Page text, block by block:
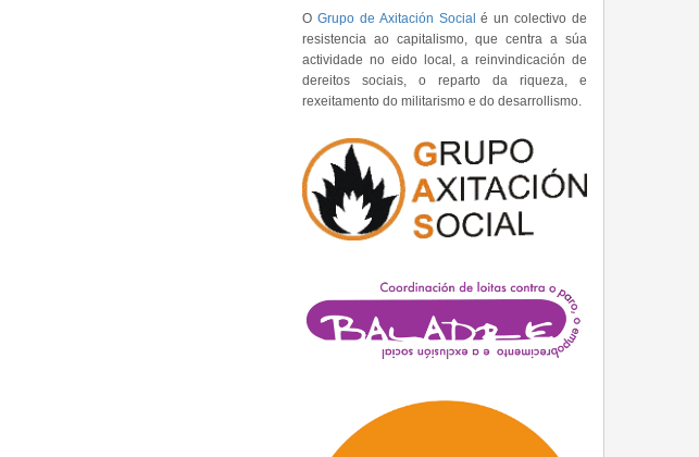
O Grupo de Axitación Social é un colectivo de
resistencia ao capitalismo, que centra a súa
actividade no eido local, a reinvindicación de
dereitos sociais, o reparto da riqueza, e
rexeitamento do militarismo e do desarrollismo.